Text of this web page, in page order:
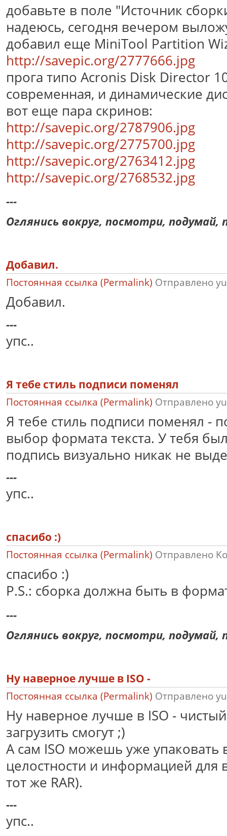
добавьте в поле "Источник
надеюсь, сегодня вечером
добавил еще MiniTool Partition
http://savepic.org/2777666.jpg
прога типо Acronis Disk Director
современная, и динамические
вот еще пара скринов:
http://savepic.org/2787906.jpg
http://savepic.org/2775700.jpg
http://savepic.org/2763412.jpg
http://savepic.org/2768532.jpg
---
Оглянись вокруг, посмотри, подумай,
Добавил.
Постоянная ссылка (Permalink) Отправлено
Добавил.
---
упс..
Я тебе стиль подписи поменял
Постоянная ссылка (Permalink) Отправлено
Я тебе стиль подписи поменял -
выбор формата текста. У тебя
подпись визуально никак не
---
упс..
спасибо :)
Постоянная ссылка (Permalink) Отправлено
спасибо :)
P.S.: сборка должна быть в
---
Оглянись вокруг, посмотри, подумай,
Ну наверное лучше в ISO -
Постоянная ссылка (Permalink) Отправлено
Ну наверное лучше в ISO -
загрузить смогут ;)
А сам ISO можешь уже упаковать
целостности и информацией для
тот же RAR).
---
упс..